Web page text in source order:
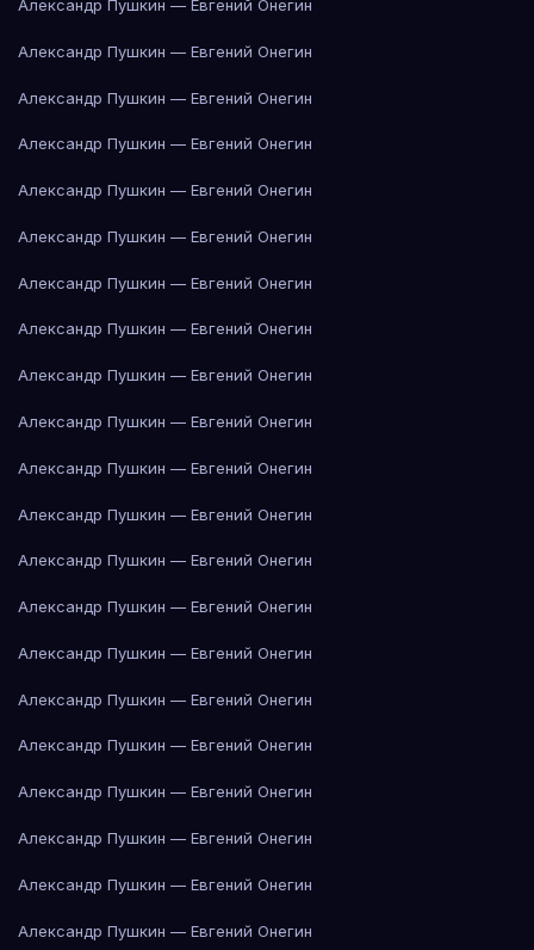
Александр Пушкин — Евгений Онегин
Александр Пушкин — Евгений Онегин
Александр Пушкин — Евгений Онегин
Александр Пушкин — Евгений Онегин
Александр Пушкин — Евгений Онегин
Александр Пушкин — Евгений Онегин
Александр Пушкин — Евгений Онегин
Александр Пушкин — Евгений Онегин
Александр Пушкин — Евгений Онегин
Александр Пушкин — Евгений Онегин
Александр Пушкин — Евгений Онегин
Александр Пушкин — Евгений Онегин
Александр Пушкин — Евгений Онегин
Александр Пушкин — Евгений Онегин
Александр Пушкин — Евгений Онегин
Александр Пушкин — Евгений Онегин
Александр Пушкин — Евгений Онегин
Александр Пушкин — Евгений Онегин
Александр Пушкин — Евгений Онегин
Александр Пушкин — Евгений Онегин
Александр Пушкин — Евгений Онегин